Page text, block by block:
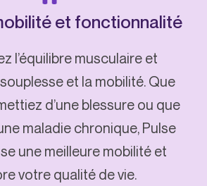
et fonctionnalité
l’équilibre musculaire et
et la mobilité. Que
d’une blessure ou que
maladie chronique, Pulse
une meilleure mobilité et
votre qualité de vie.